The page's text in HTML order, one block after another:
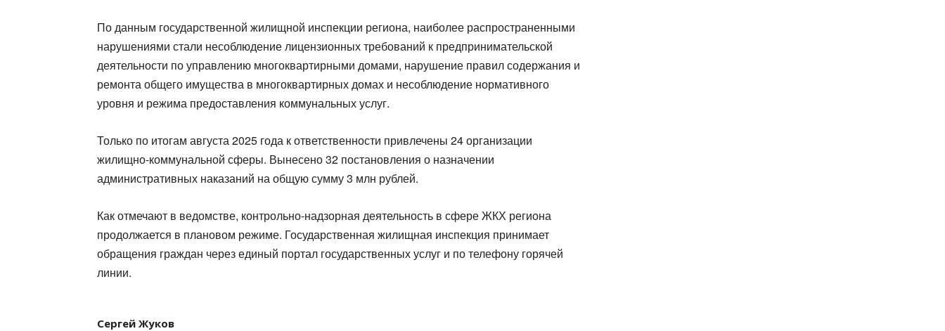
По данным государственной жилищной инспекции региона, наиболее распространенными
нарушениями стали несоблюдение лицензионных требований к предпринимательской
деятельности по управлению многоквартирными домами, нарушение правил содержания и
ремонта общего имущества в многоквартирных домах и несоблюдение нормативного
уровня и режима предоставления коммунальных услуг.
Только по итогам августа 2025 года к ответственности привлечены 24 организации
жилищно-коммунальной сферы. Вынесено 32 постановления о назначении
административных наказаний на общую сумму 3 млн рублей.
Как отмечают в ведомстве, контрольно-надзорная деятельность в сфере ЖКХ региона
продолжается в плановом режиме. Государственная жилищная инспекция принимает
обращения граждан через единый портал государственных услуг и по телефону горячей
линии.
Сергей Жуков